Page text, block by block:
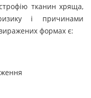
тканин хряща,
і причинами
формах є: